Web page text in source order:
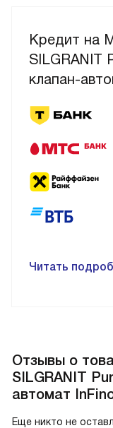
Кредит на
SILGRANIT
клапан-
Читать
Отзывы о
SILGRANIT
автомат
Еще никто не